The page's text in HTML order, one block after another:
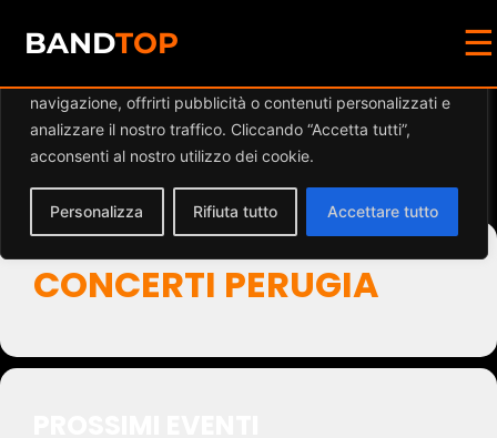
Diamo valore alla tua privacy
navigazione, offrirti pubblicità o contenuti personalizzati e
analizzare il nostro traffico. Cliccando “Accetta tutti”,
acconsenti al nostro utilizzo dei cookie.
Personalizza Rifiuta tutto Accettare tutto
BANDTOP ☰
Events by Event Type
CONCERTI PERUGIA